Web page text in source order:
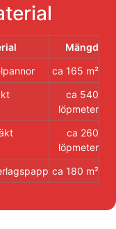
Mängd
ca 165 m²
ca 540
löpmeter
ca 260
löpmeter
ca 180 m²